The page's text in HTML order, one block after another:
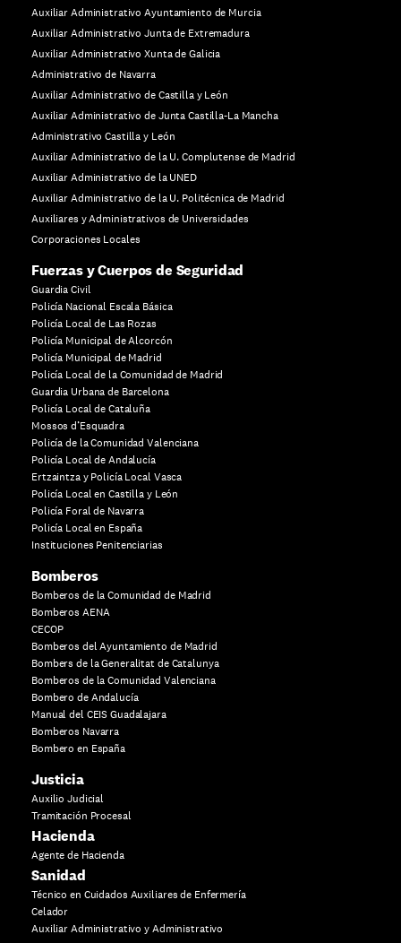
Auxiliar Administrativo Ayuntamiento de Murcia
Auxiliar Administrativo Junta de Extremadura
Auxiliar Administrativo Xunta de Galicia
Administrativo de Navarra
Auxiliar Administrativo de Castilla y León
Auxiliar Administrativo de Junta Castilla-La Mancha
Administrativo Castilla y León
Auxiliar Administrativo de la U. Complutense de Madrid
Auxiliar Administrativo de la UNED
Auxiliar Administrativo de la U. Politécnica de Madrid
Auxiliares y Administrativos de Universidades
Corporaciones Locales
Fuerzas y Cuerpos de Seguridad
Guardia Civil
Policía Nacional Escala Básica
Policía Local de Las Rozas
Policía Municipal de Alcorcón
Policía Municipal de Madrid
Policía Local de la Comunidad de Madrid
Guardia Urbana de Barcelona
Policía Local de Cataluña
Mossos d’Esquadra
Policía de la Comunidad Valenciana
Policía Local de Andalucía
Ertzaintza y Policía Local Vasca
Policía Local en Castilla y León
Policía Foral de Navarra
Policía Local en España
Instituciones Penitenciarias
Bomberos
Bomberos de la Comunidad de Madrid
Bomberos AENA
CECOP
Bomberos del Ayuntamiento de Madrid
Bombers de la Generalitat de Catalunya
Bomberos de la Comunidad Valenciana
Bombero de Andalucía
Manual del CEIS Guadalajara
Bomberos Navarra
Bombero en España
Justicia
Auxilio Judicial
Tramitación Procesal
Hacienda
Agente de Hacienda
Sanidad
Técnico en Cuidados Auxiliares de Enfermería
Celador
Auxiliar Administrativo y Administrativo